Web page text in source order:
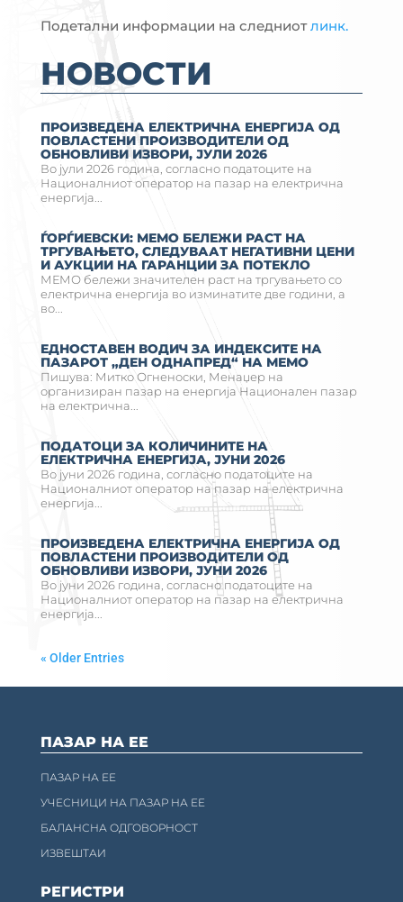
Подетални информации на следниотлинк.
НОВОСТИ
ПРОИЗВЕДЕНА ЕЛЕКТРИЧНА ЕНЕРГИЈА ОД
ПОВЛАСТЕНИ ПРОИЗВОДИТЕЛИ ОД
ОБНОВЛИВИ ИЗВОРИ, ЈУЛИ 2026
Во јули 2026 година, согласно податоците на
Националниот оператор на пазар на електрична
енергија...
ЃОРЃИЕВСКИ: МЕМО БЕЛЕЖИ РАСТ НА
ТРГУВАЊЕТО, СЛЕДУВААТ НЕГАТИВНИ ЦЕНИ
И АУКЦИИ НА ГАРАНЦИИ ЗА ПОТЕКЛО
МЕМО бележи значителен раст на тргувањето со
електрична енергија во изминатите две години, а
во...
ЕДНОСТАВЕН ВОДИЧ ЗА ИНДЕКСИТЕ НА
ПАЗАРОТ „ДЕН ОДНАПРЕД“ НА МЕМО
Пишува: Митко Огненоски, Менаџер на
организиран пазар на енергија Национален пазар
на електрична...
ПОДАТОЦИ ЗА КОЛИЧИНИТЕ НА
ЕЛЕКТРИЧНА ЕНЕРГИЈА, ЈУНИ 2026
Во јуни 2026 година, согласно податоците на
Националниот оператор на пазар на електрична
енергија...
ПРОИЗВЕДЕНА ЕЛЕКТРИЧНА ЕНЕРГИЈА ОД
ПОВЛАСТЕНИ ПРОИЗВОДИТЕЛИ ОД
ОБНОВЛИВИ ИЗВОРИ, ЈУНИ 2026
Во јуни 2026 година, согласно податоците на
Националниот оператор на пазар на електрична
енергија...
« Older Entries
ПАЗАР НА ЕЕ
ПАЗАР НА ЕЕ
УЧЕСНИЦИ НА ПАЗАР НА ЕЕ
БАЛАНСНА ОДГОВОРНОСТ
ИЗВЕШТАИ
РЕГИСТРИ